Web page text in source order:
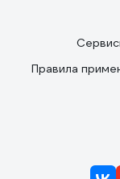
Правила